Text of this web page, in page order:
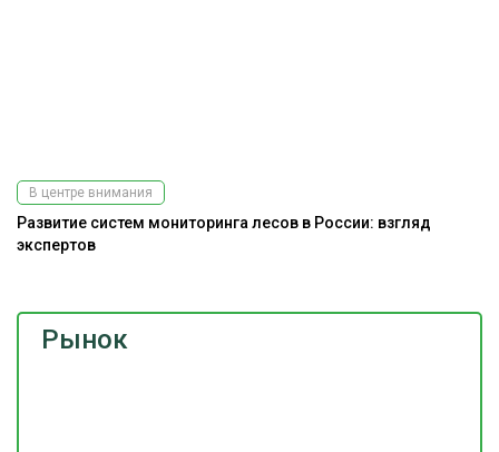
Рынок
В центре внимания
Развитие систем мониторинга лесов в России: взгляд
экспертов